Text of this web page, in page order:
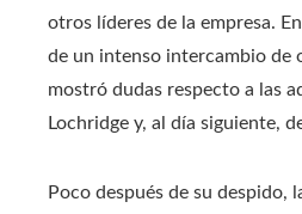
otros líderes de la empresa.
de un intenso intercambio de
mostró dudas respecto a las
Lochridge y, al día siguiente,
Poco después de su despido,